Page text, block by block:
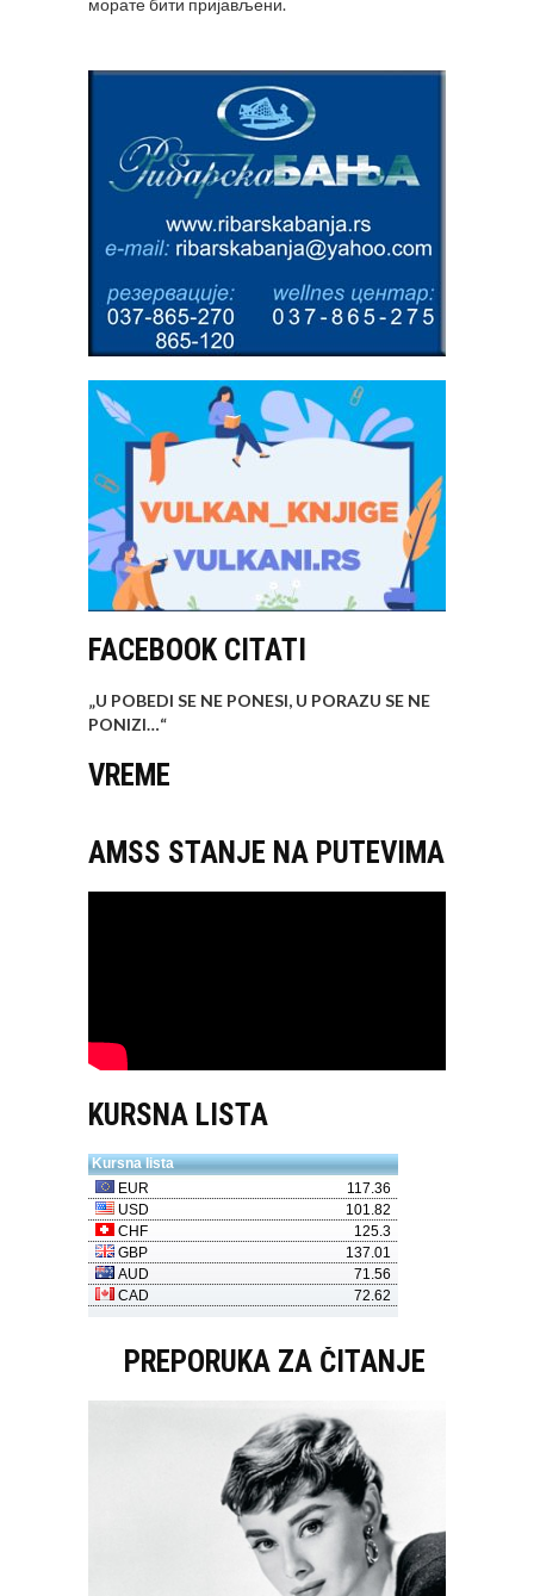
моратебити пријављени.
FACEBOOK CITATI
„U POBEDI SE NE PONESI, U PORAZU SE NE
PONIZI…“
VREME
AMSS STANJE NA PUTEVIMA
KURSNA LISTA
PREPORUKA ZA ČITANJE